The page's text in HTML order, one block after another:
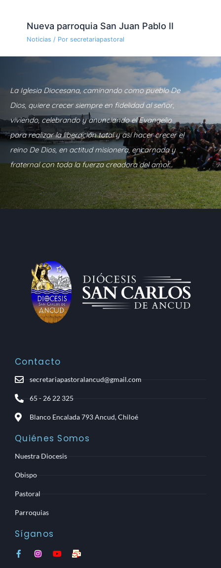
Nueva parroquia San Juan Pablo II
Noticias / Por secretariapastoral
La Iglesia Diocesana, caminando como pueblo De
Dios, quiere crecer siempre en fidelidad al señor,
viviendo, celebrando y anunciando el Evangelio
para realizar la liberación total y así hacer crecer el
reino De Dios, en actitud misionera, encarnada y
fraternal con toda la fuerza creadora del amor.
Contacto
secretariapastoralancud@gmail.com
65 - 26 22 325
Blanco Encalada 793 Ancud, Chiloé
Quiénes Somos
Nuestra Diocesis
Obispo
Pastoral
Parroquias
Síganos
F
a
I
n
Y
M
a